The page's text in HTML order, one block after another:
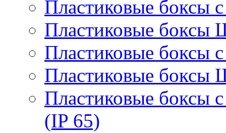
Пластиковые боксы
Пластиковые
Пластиковые боксы
Пластиковые
Пластиковые
(IP 65)